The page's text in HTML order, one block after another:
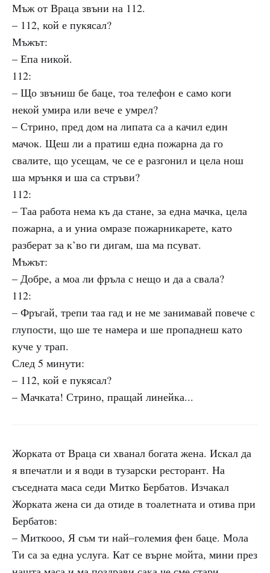
Мъж от Враца звъни на 112.
– 112, кой е пукясал?
Мъжът:
– Епа никой.
112:
– Що звъниш бе баце, тоа телефон е само коги
некой умира или вече е умрел?
– Стрино, пред дом на липата са а качил един
мачoк. Щеш ли а пратиш една пожарна да го
свалите, що усещам, че се е разгонил и цела нош
ша мрънкя и ша са стръви?
112:
– Таа работа нема къ да стане, за една мачка, цела
пожарна, а и униа омразе пожарникарете, като
разберат за к’во ги дигам, ша ма псуват.
Мъжът:
– Добре, а моа ли фръла с нещо и да а свала?
112:
– Фръгай, трепи таа гад и не ме занимавай повече с
глупости, що ше те намера и ше пропаднеш като
куче у трап.
След 5 минути:
– 112, кой е пукясал?
– Мачката! Стрино, пращай линейка...
Жорката от Враца си хванал богата жена. Искал да
я впечатли и я води в тузарски ресторант. На
съседната маса седи Митко Бербатов. Изчакал
Жорката жена си да отиде в тоалетната и отива при
Бербатов:
– Миткооо, Я съм ти най–големия фен баце. Мола
Ти са за една услуга. Кат се върне мойта, мини през